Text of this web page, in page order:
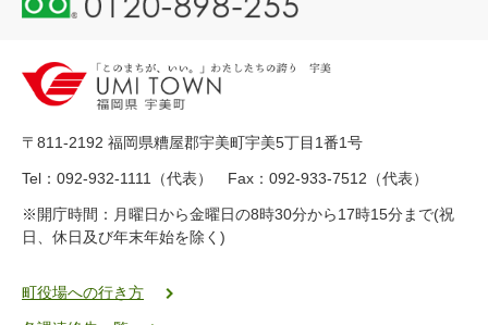
1
-
8
-
5
5
ク
〒811-2192 福岡県糟屋郡宇美町宇美5丁目1番1号
Tel：092-932-1111（代表） Fax：092-933-7512（代表）
※開庁時間：月曜日から金曜日の8時30分から17時15分まで(祝
日、休日及び年末年始を除く)
町役場への行き方